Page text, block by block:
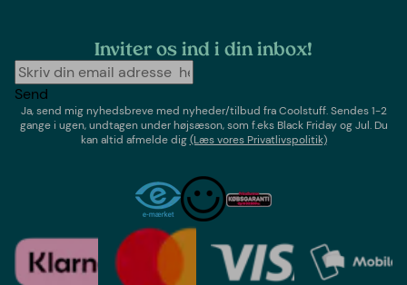
Inviter os ind i din inbox!
Send
Ja, send mig nyhedsbreve med nyheder/tilbud fraCoolstuff. Sendes 1-2
gange i ugen,undtagen under højsæson, som f.eks Black Friday og Jul. Du
kan altid afmelde dig(Læs vores Privatlivspolitik)